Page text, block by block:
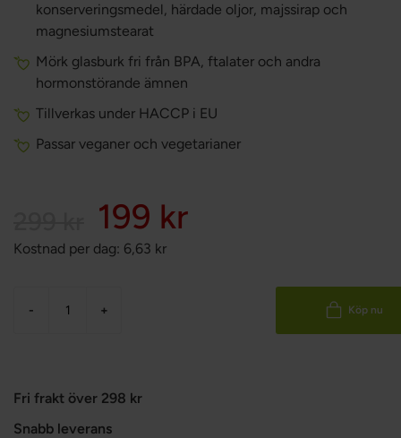
konserveringsmedel, härdade oljor, majssirap och
magnesiumstearat
Mörk glasburk fri från BPA, ftalater och andra
hormonstörande ämnen
Tillverkas under HACCP i EU
Passar veganer och vegetarianer
199 kr
Kostnad per dag: 6,63 kr
- + Köp nu
Fri frakt över 298 kr
Snabb leverans